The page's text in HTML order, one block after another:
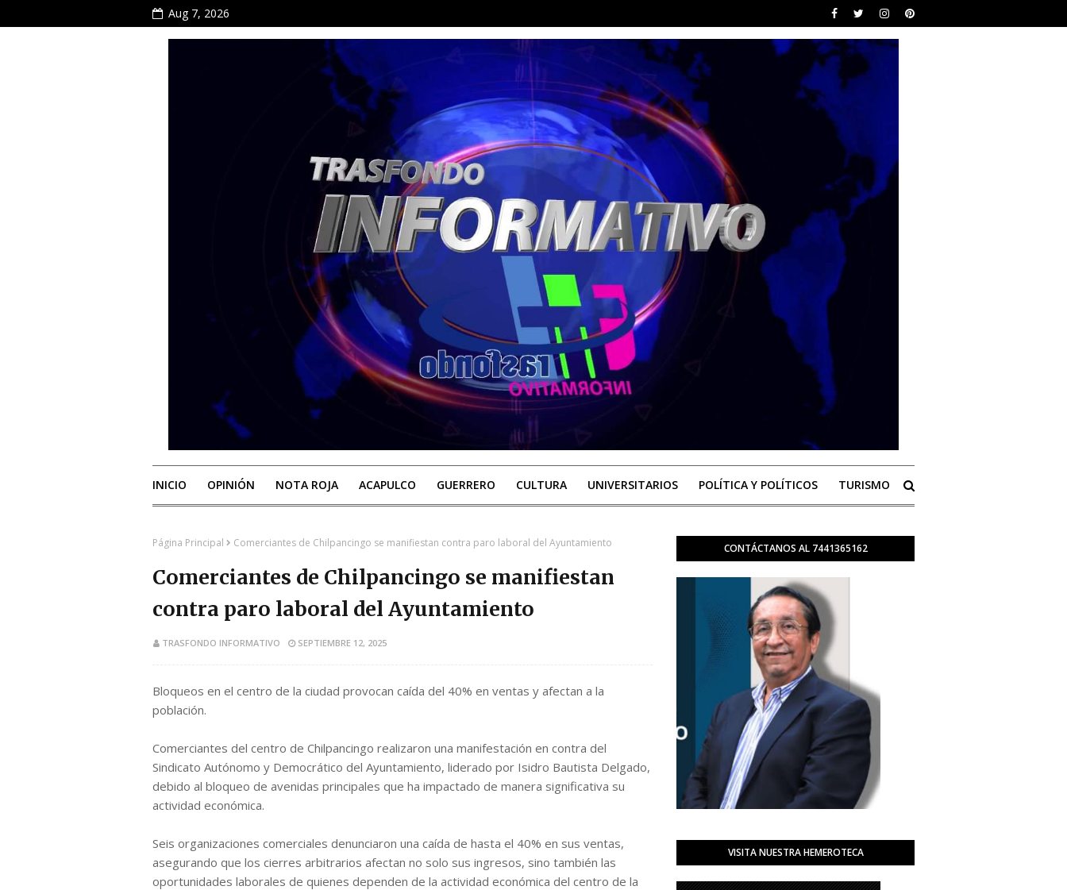
Aug 7, 2026
INICIO OPINIÓN NOTA ROJA ACAPULCO GUERRERO CULTURA UNIVERSITARIOS POLÍTICA Y POLÍTICOS TURISMO
Página Principal Comerciantes de Chilpancingo se manifiestan contra paro laboral del Ayuntamiento
Comerciantes de Chilpancingo se manifiestan
contra paro laboral del Ayuntamiento
TRASFONDO INFORMATIVO SEPTIEMBRE 12, 2025
Bloqueos en el centro de la ciudad provocan caída del 40% en ventas y afectan a la
población.
Comerciantes del centro de Chilpancingo realizaron una manifestación en contra del
Sindicato Autónomo y Democrático del Ayuntamiento, liderado por Isidro Bautista Delgado,
debido al bloqueo de avenidas principales que ha impactado de manera significativa su
actividad económica.
Seis organizaciones comerciales denunciaron una caída de hasta el 40% en sus ventas,
asegurando que los cierres arbitrarios afectan no solo sus ingresos, sino también las
oportunidades laborales de quienes dependen de la actividad económica del centro de la
CONTÁCTANOS AL 7441365162
VISITA NUESTRA HEMEROTECA